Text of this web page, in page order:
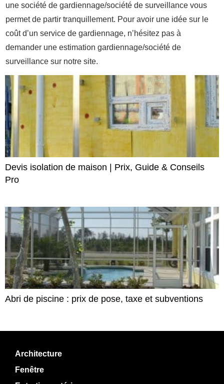
une société de gardiennage/société de surveillance vous
permet de partir tranquillement. Pour avoir une idée sur le
coût d’un service de gardiennage, n’hésitez pas à
demander une estimation gardiennage/société de
surveillance sur notre site.
Devis isolation de maison | Prix, Guide & Conseils
Pro
Abri de piscine : prix de pose, taxe et subventions
Architecture
Fenêtre